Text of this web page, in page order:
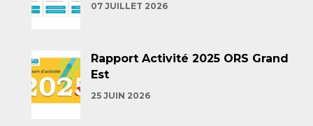
07 JUILLET 2026
Rapport Activité 2025 ORS Grand
Est
25 JUIN 2026